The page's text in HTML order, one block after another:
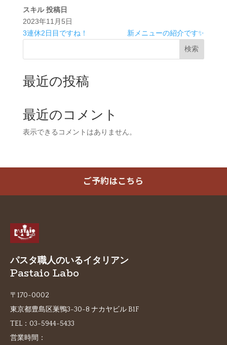
スキル 投稿日
2023年11月5日
3連休2日目ですね！
新メニューの紹介です✨
検索
最近の投稿
最近のコメント
表示できるコメントはありません。
ご予約はこちら
パスタ職人のいるイタリアン
Pastaio Labo
〒170-0002
東京都豊島区巣鴨3-30-8 ナカヤビル B1F
TEL： 03-5944-5433
営業時間：